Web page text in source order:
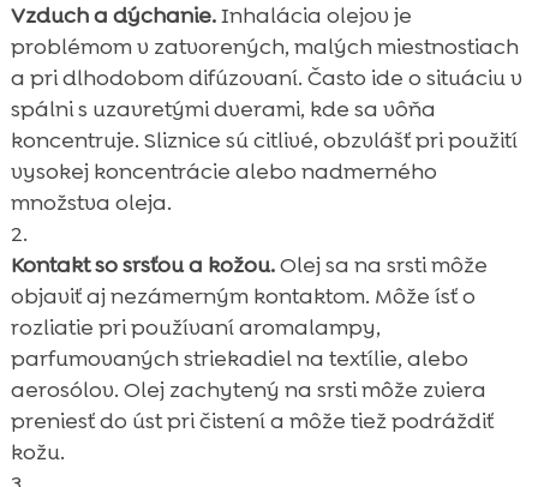
Vzduch a dýchanie.Inhalácia olejov je
problémom v zatvorených, malých miestnostiach
a pri dlhodobom difúzovaní. Často ide o situáciu v
spálni s uzavretými dverami, kde sa vôňa
koncentruje. Sliznice sú citlivé, obzvlášť pri použití
vysokej koncentrácie alebo nadmerného
množstva oleja.
Kontakt so srsťou a kožou.Olej sa na srsti môže
objaviť aj nezámerným kontaktom. Môže ísť o
rozliatie pri používaní aromalampy,
parfumovaných striekadiel na textílie, alebo
aerosólov. Olej zachytený na srsti môže zviera
preniesť do úst pri čistení a môže tiež podráždiť
kožu.